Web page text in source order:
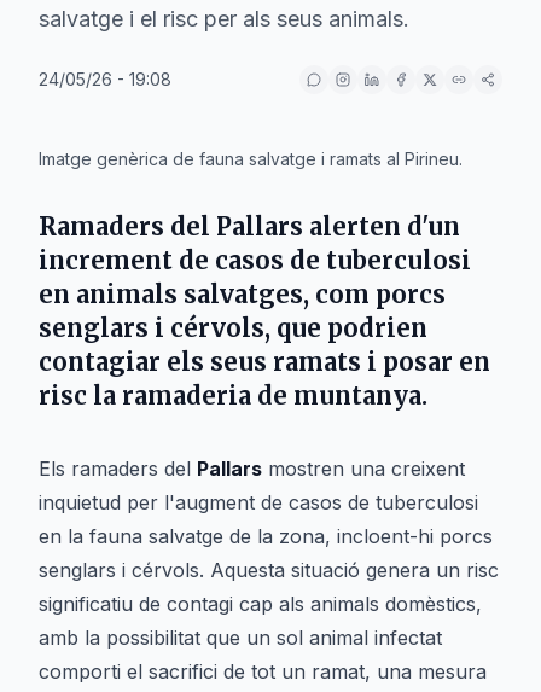
salvatge i el risc per als seus animals.
24/05/26 - 19:08
Imatge genèrica de fauna salvatge i ramats al Pirineu.
Ramaders del Pallars alerten d'un
increment de casos de tuberculosi
en animals salvatges, com porcs
senglars i cérvols, que podrien
contagiar els seus ramats i posar en
risc la ramaderia de muntanya.
Els ramaders del Pallars mostren una creixent
inquietud per l'augment de casos de tuberculosi
en la fauna salvatge de la zona, incloent-hi porcs
senglars i cérvols. Aquesta situació genera un risc
significatiu de contagi cap als animals domèstics,
amb la possibilitat que un sol animal infectat
comporti el sacrifici de tot un ramat, una mesura